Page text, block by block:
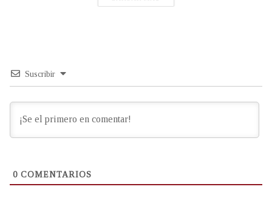
Suscribir
0 COMENTARIOS